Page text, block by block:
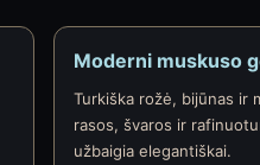
Moderni muskuso
Turkiška rožė, bijūnas ir
rasos, švaros ir
užbaigia elegantiškai.